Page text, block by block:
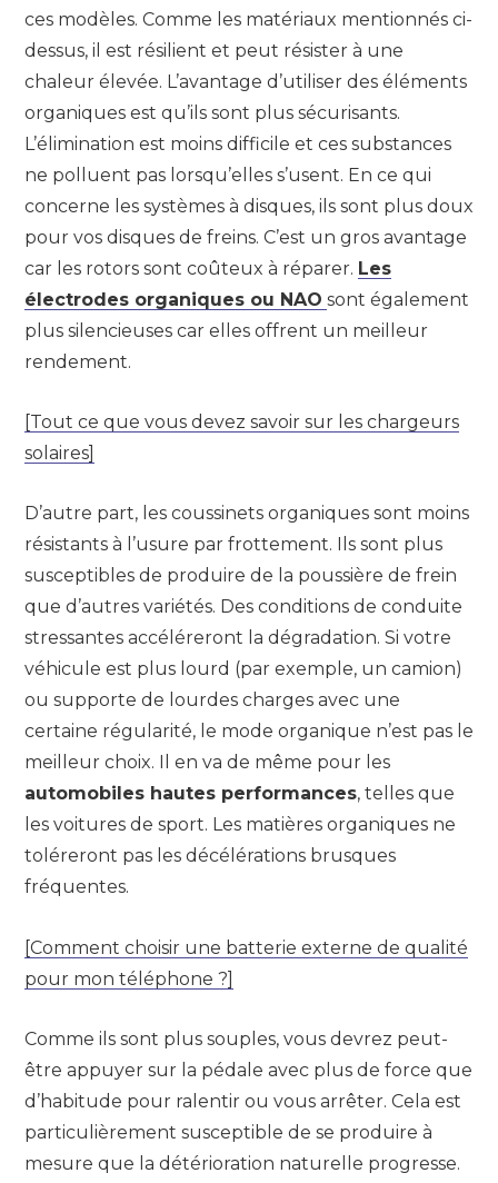
ces modèles. Comme les matériaux mentionnés ci-
dessus, il est résilient et peut résister à une
chaleur élevée. L’avantage d’utiliser des éléments
organiques est qu’ils sont plus sécurisants.
L’élimination est moins difficile et ces substances
ne polluent pas lorsqu’elles s’usent. En ce qui
concerne les systèmes à disques, ils sont plus doux
pour vos disques de freins. C’est un gros avantage
car les rotors sont coûteux à réparer. Les
électrodes organiques ou NAO sont également
plus silencieuses car elles offrent un meilleur
rendement.
[Tout ce que vous devez savoir sur les chargeurs
solaires]
D’autre part, les coussinets organiques sont moins
résistants à l’usure par frottement. Ils sont plus
susceptibles de produire de la poussière de frein
que d’autres variétés. Des conditions de conduite
stressantes accéléreront la dégradation. Si votre
véhicule est plus lourd (par exemple, un camion)
ou supporte de lourdes charges avec une
certaine régularité, le mode organique n’est pas le
meilleur choix. Il en va de même pour les
automobiles hautes performances, telles que
les voitures de sport. Les matières organiques ne
toléreront pas les décélérations brusques
fréquentes.
[Comment choisir une batterie externe de qualité
pour mon téléphone ?]
Comme ils sont plus souples, vous devrez peut-
être appuyer sur la pédale avec plus de force que
d’habitude pour ralentir ou vous arrêter. Cela est
particulièrement susceptible de se produire à
mesure que la détérioration naturelle progresse.